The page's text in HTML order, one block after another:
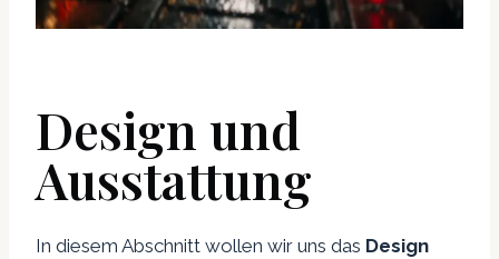
Design und
Ausstattung
In diesem Abschnitt wollen wir uns das Design